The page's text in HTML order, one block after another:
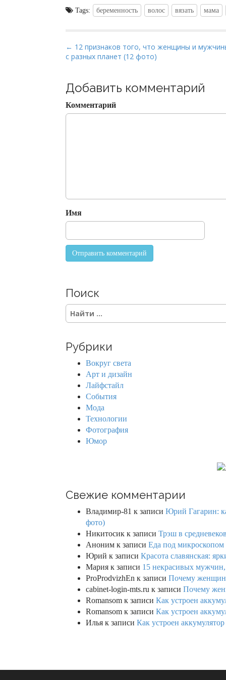
Tags: беременность волос вязать мама
P
o
t
n
a
n
← 12 признаков того, что женщины и
с разных планет (12 фото)
Добавить комментарий
Комментарий
Имя
Поиск
S
c
Рубрики
Вокруг света
Арт и дизайн
Лайфстайл
События
Мода
Технологии
Фотография
Юмор
Свежие комментарии
Владимир-81 к записи Юрий Гагарин:
фото)
Никитосик к записи Трэш в
Аноним к записи Еда под микроскопом
Юрий к записи Красота славянская:
Мария к записи 15 некрасивых
ProProdvizhEn к записи Почему
cabinet-login-mts.ru к записи Почему
Romansom к записи Как устроен
Romansom к записи Как устроен
Илья к записи Как устроен